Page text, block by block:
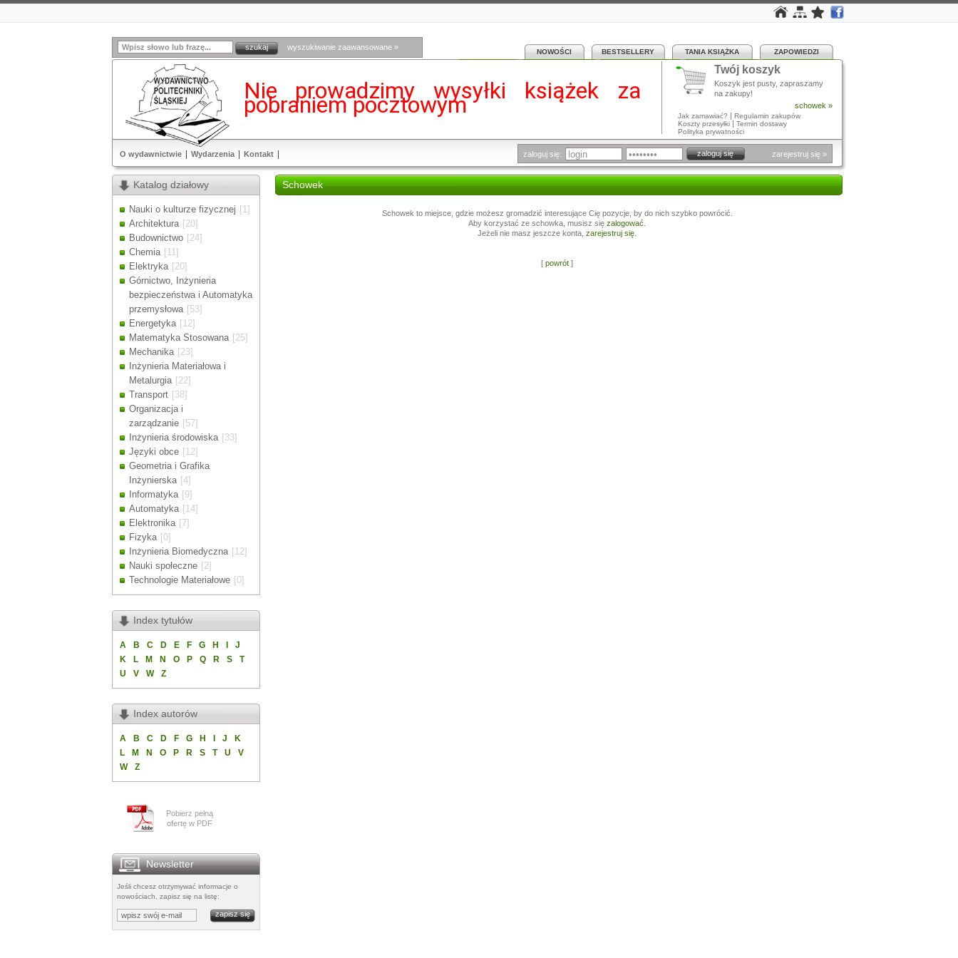
wyszukiwanie zaawansowane »
NOWOŚCI BESTSELLERY TANIA KSIĄŻKA ZAPOWIEDZI
Nie prowadzimy wysyłki książek za
pobraniem pocztowym
Drodzy Klienci!
Twój koszyk
Koszyk jest pusty, zapraszamy
na zakupy!
schowek »
Jak zamawiać? | Regulamin zakupów
Koszty przesyłki | Termin dostawy
Polityka prywatności
O wydawnictwie Wydarzenia Kontakt zaloguj się: zarejestruj się »
Katalog działowy
Nauki o kulturze fizycznej [1]
Architektura [20]
Budownictwo [24]
Chemia [11]
Elektryka [20]
Górnictwo, Inżynieria
bezpieczeństwa i Automatyka
przemysłowa [53]
Energetyka [12]
Matematyka Stosowana [25]
Mechanika [23]
Inżynieria Materiałowa i
Metalurgia [22]
Transport [38]
Organizacja i
zarządzanie [57]
Inżynieria środowiska [33]
Języki obce [12]
Geometria i Grafika
Inżynierska [4]
Informatyka [9]
Automatyka [14]
Elektronika [7]
Fizyka [0]
Inżynieria Biomedyczna [12]
Nauki społeczne [2]
Technologie Materiałowe [0]
Index tytułów
A B C D E F G H
J
K
L M N O P Q R S
T
U
V W Z
Index autorów
A B C D F G H J
K
L
M N O P R S T U
V
W
Z
Pobierz pełną
ofertę w PDF
Newsletter
Jeśli chcesz otrzymywać informacje o
nowościach, zapisz się na listę:
Schowek
Schowek to miejsce, gdzie możesz gromadzić interesujące Cię pozycje, by do nich szybko powrócić.
Aby korzystać ze schowka, musisz sięzalogować
Jeżeli nie masz jeszcze konta,zarejestruj się
[powrót ]